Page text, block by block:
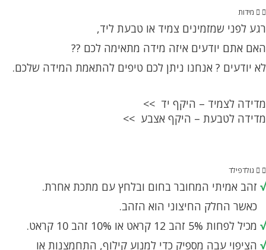
ניתן
את
האפשרויות
מידות
רגע לפני שמזמינים צמיד או טבעת ליד,
האם אתם יודעים איזה מידה מתאימה לכם ??
לא יודעים ? אנחנו ניתן לכם טיפים להתאמת המידה שלכם.
מדידה לצמיד – היקף יד >>
מדידה לטבעת – היקף אצבע >>
גולדפילד
√ זהב אמיתי המחובר בחום ובלחץ עם מתכת אחרת.
כאשר החלק החיצוני הוא הזהב.
√ מכיל לפחות 5% זהב 12 קראט או 10% זהב 10 קראט.
√ הציפוי עבה מספיק כדי למנוע קילוף, התחמצנות או